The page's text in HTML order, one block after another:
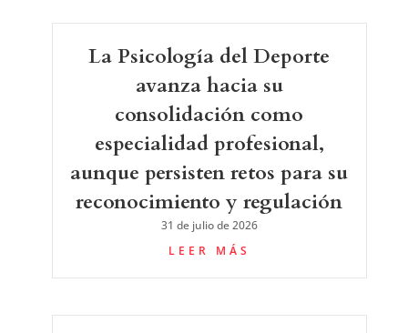
La Psicología del Deporte
avanza hacia su
consolidación como
especialidad profesional,
aunque persisten retos para su
reconocimiento y regulación
31 de julio de 2026
LEER MÁS